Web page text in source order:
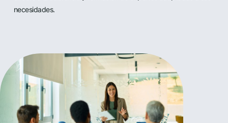
necesidades.